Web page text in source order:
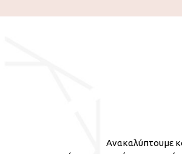
Ανακαλύπτουμε